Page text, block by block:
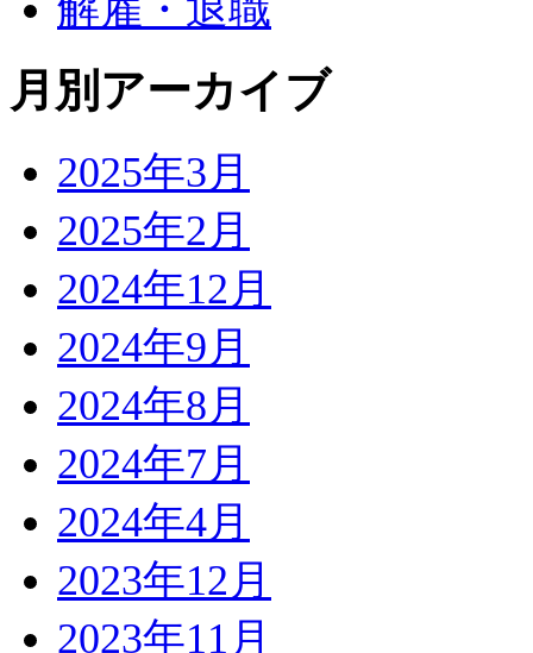
解雇・退職
月別アーカイブ
2025年3月
2025年2月
2024年12月
2024年9月
2024年8月
2024年7月
2024年4月
2023年12月
2023年11月